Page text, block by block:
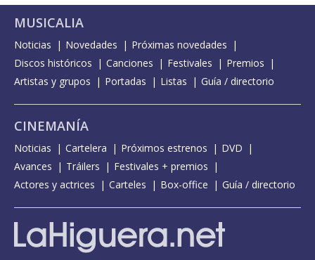
MUSICALIA
Noticias Novedades
Próximas novedades
Discos históricos
Canciones Festivales
Premios
Artistas y grupos
Portadas Listas Guía / directorio
CINEMANÍA
Noticias Cartelera Próximos estrenos
DVD
Avances
Tráilers
Festivales + premios
Actores y actrices
Carteles Box-office Guía / directorio